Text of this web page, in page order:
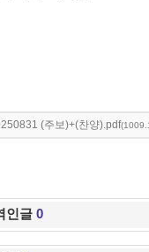
(주보)+(찬양).pdf
인글 0